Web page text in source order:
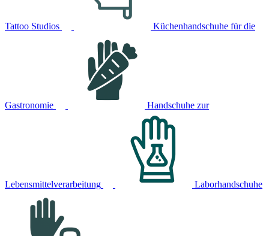
Tattoo Studios Küchenhandschuhe für die
Gastronomie Handschuhe zur
Lebensmittelverarbeitung Laborhandschuhe